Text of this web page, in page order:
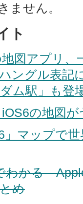
ません。
ト
図アプリ、
ングル表記
ム駅」も登
の地図
6」マップで
わかる
め